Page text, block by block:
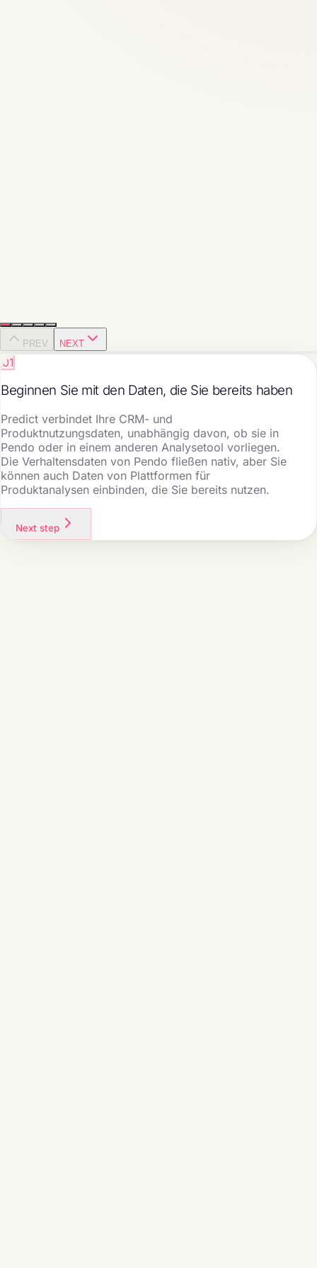
PREV NEXT
01
Beginnen Sie mit den Daten, die Sie bereits haben
Predict verbindet Ihre CRM- und
Produktnutzungsdaten, unabhängig davon, ob sie in
Pendo oder in einem anderen Analysetool vorliegen.
Die Verhaltensdaten von Pendo fließen nativ, aber Sie
können auch Daten von Plattformen für
Produktanalysen einbinden, die Sie bereits nutzen.
Next step